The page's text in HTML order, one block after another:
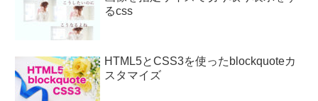
るcss
HTML5とCSS3を使ったblockquoteカ
スタマイズ